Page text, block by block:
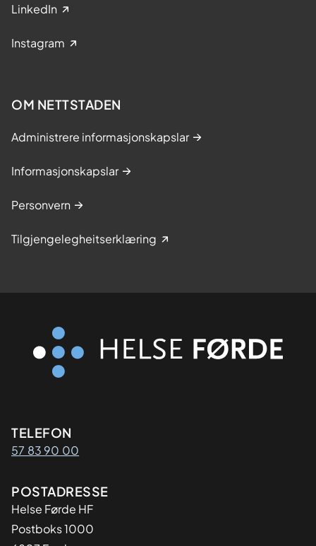
LinkedIn
Instagram
OM NETTSTADEN
Administrere informasjonskapslar
Informasjonskapslar
Personvern
Tilgjengelegheitserklæring
Kontaktinformasjon
TELEFON
57 83 90 00
Adresse
POSTADRESSE
Helse Førde HF
Postboks 1000